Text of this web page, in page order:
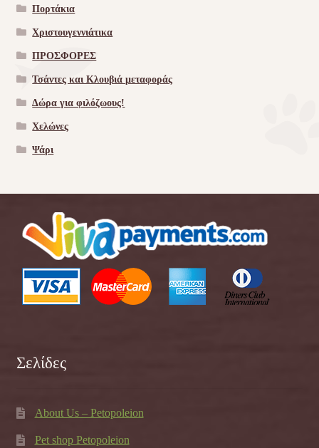
Πορτάκια
Χριστουγεννιάτικα
ΠΡΟΣΦΟΡΕΣ
Τσάντες και Κλουβιά μεταφοράς
Δώρα για φιλόζωους!
Χελώνες
Ψάρι
Σελίδες
About Us – Petopoleion
Pet shop Petopoleion